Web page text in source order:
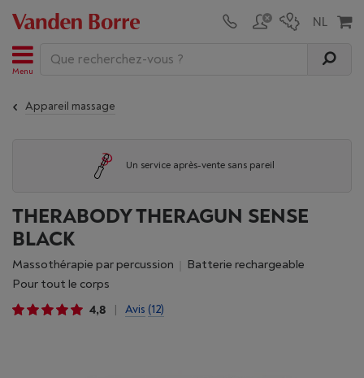
Menu
Appareil massage
Un service après-vente sans pareil
THERABODY THERAGUN SENSE
BLACK
Massothérapie par percussion
Batterie rechargeable
Pour tout le corps
4,8
Avis (12)